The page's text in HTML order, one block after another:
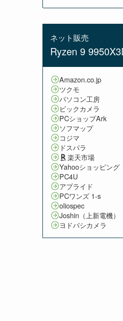
ネット販売
Ryzen 9
Amazon.co.jp
ツクモ
パソコン工房
ビックカメラ
PCショップArk
ソフマップ
コジマ
ドスパラ
楽天市場
Yahooショッピング
PC4U
アプライド
PCワンズ 1-s
oliospec
Joshin（上新電機）
ヨドバシカメラ